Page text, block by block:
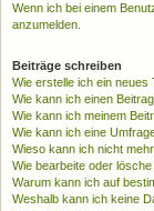
Wenn ich bei einem
anzumelden.
Beiträge schreiben
Wie erstelle ich ein neues
Wie kann ich einen
Wie kann ich meinem
Wie kann ich eine
Wieso kann ich nicht
Wie bearbeite oder
Warum kann ich auf
Weshalb kann ich keine